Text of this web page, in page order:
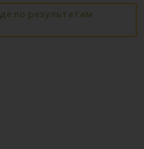
по результатам